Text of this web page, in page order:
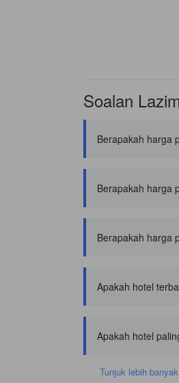
Soalan
Berapakah harga
Berapakah harga
Berapakah harga
Apakah hotel
Apakah hotel
Tunjuk lebih